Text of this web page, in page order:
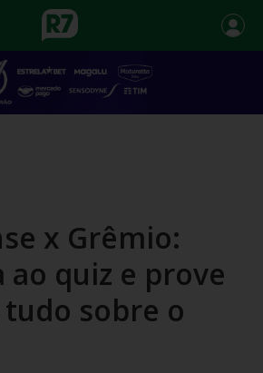
x Grêmio:
ao quiz e prove
sobre o